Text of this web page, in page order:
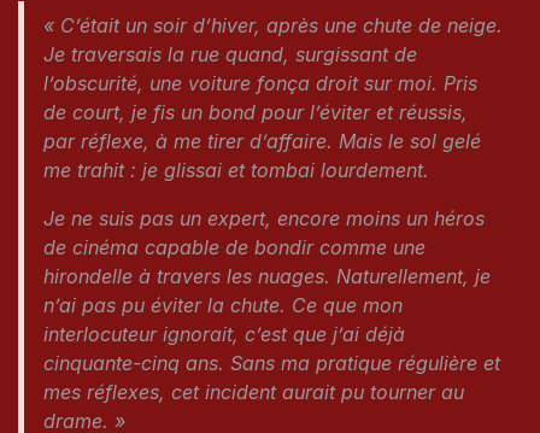
« C’était un soir d’hiver, après une chute de neige.
Je traversais la rue quand, surgissant de
l’obscurité, une voiture fonça droit sur moi. Pris
de court, je fis un bond pour l’éviter et réussis,
par réflexe, à me tirer d’affaire. Mais le sol gelé
me trahit : je glissai et tombai lourdement.
Je ne suis pas un expert, encore moins un héros
de cinéma capable de bondir comme une
hirondelle à travers les nuages. Naturellement, je
n’ai pas pu éviter la chute. Ce que mon
interlocuteur ignorait, c’est que j’ai déjà
cinquante-cinq ans. Sans ma pratique régulière et
mes réflexes, cet incident aurait pu tourner au
drame. »